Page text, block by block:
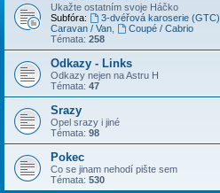
Ukažte ostatním svoje Háčko
Subfóra:
3-dvéřová karoserie (GTC)
Caravan / Van
Coupé / Cabrio
Témata: 258
Odkazy - Links
Odkazy nejen na Astru H
Témata: 47
Srazy
Opel srazy i jiné
Témata: 98
Pokec
Co se jinam nehodí pište sem
Témata: 530